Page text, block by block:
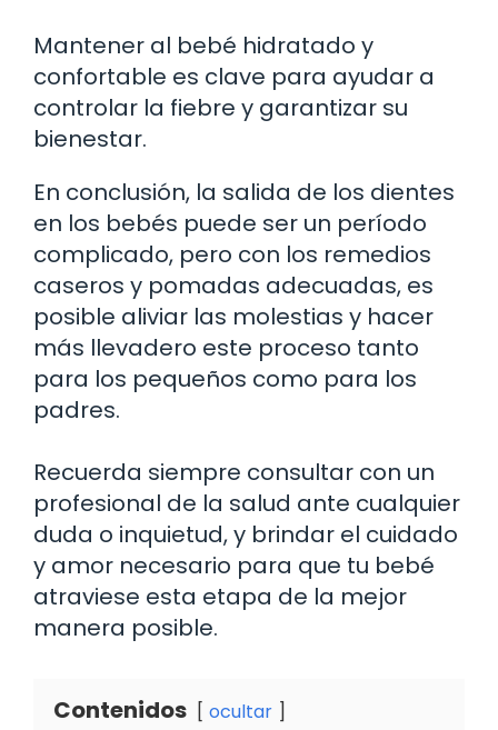
Mantener al bebé hidratado y
confortable es clave para ayudar a
controlar la fiebre y garantizar su
bienestar.
En conclusión, la salida de los dientes
en los bebés puede ser un período
complicado, pero con los remedios
caseros y pomadas adecuadas, es
posible aliviar las molestias y hacer
más llevadero este proceso tanto
para los pequeños como para los
padres.
Recuerda siempre consultar con un
profesional de la salud ante cualquier
duda o inquietud, y brindar el cuidado
y amor necesario para que tu bebé
atraviese esta etapa de la mejor
manera posible.
Contenidos ocultar